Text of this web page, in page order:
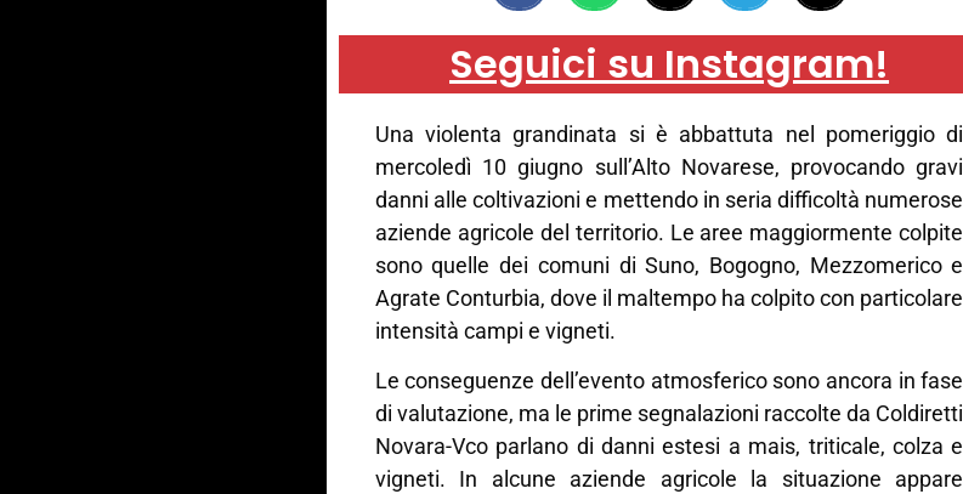
Seguici su Instagram!
Una violenta grandinata si è abbattuta nel pomeriggio di
mercoledì 10 giugno sull’Alto Novarese, provocando gravi
danni alle coltivazioni e mettendo in seria difficoltà numerose
aziende agricole del territorio. Le aree maggiormente colpite
sono quelle dei comuni di Suno, Bogogno, Mezzomerico e
Agrate Conturbia, dove il maltempo ha colpito con particolare
intensità campi e vigneti.
Le conseguenze dell’evento atmosferico sono ancora in fase
di valutazione, ma le prime segnalazioni raccolte da Coldiretti
Novara-Vco parlano di danni estesi a mais, triticale, colza e
vigneti. In alcune aziende agricole la situazione appare